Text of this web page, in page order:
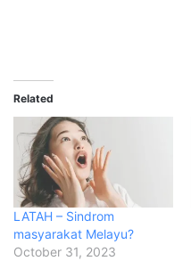
Related
LATAH – Sindrom
masyarakat Melayu?
October 31, 2023